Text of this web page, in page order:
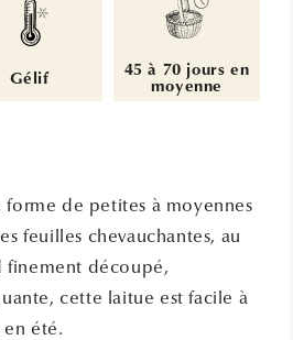
Gélif
45 à 70 jours en
moyenne
de petites à moyennes
feuilles chevauchantes, au
finement découpé,
cette laitue est facile à
été.